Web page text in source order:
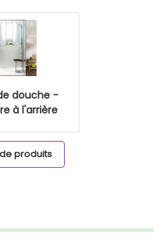
douche -
à l'arrière
produits